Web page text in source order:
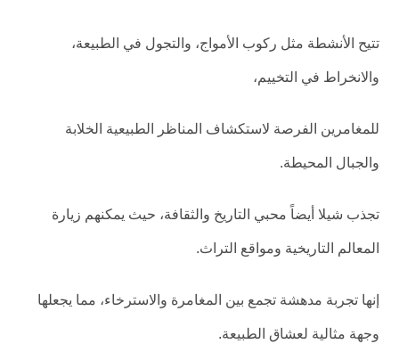
تتيح الأنشطة مثل ركوب الأمواج، والتجول في الطبيعة،
والانخراط في التخييم،
للمغامرين الفرصة لاستكشاف المناظر الطبيعية الخلابة
والجبال المحيطة.
تجذب شيلا أيضاً محبي التاريخ والثقافة، حيث يمكنهم زيارة
المعالم التاريخية ومواقع التراث.
إنها تجربة مدهشة تجمع بين المغامرة والاسترخاء، مما يجعلها
وجهة مثالية لعشاق الطبيعة.